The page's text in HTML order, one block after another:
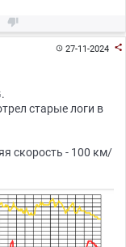

27-11-2024 
старые логи в
скорость - 100 км/